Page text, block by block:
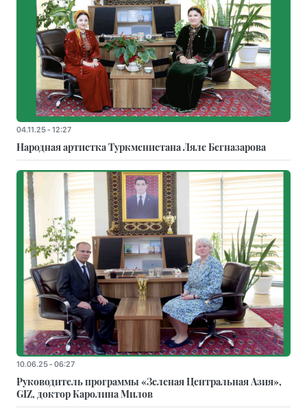
04.11.25 - 12:27
Народная артистка Туркменистана Ляле Бегназарова
10.06.25 - 06:27
Руководитель программы «Зеленая Центральная Азия»,
GIZ, доктор Каролина Милов